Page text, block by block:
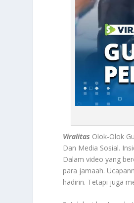
Viralitas Olok-Olok
Dan Media Sosial.
Dalam video yang
para jamaah.
hadirin. Tetapi juga